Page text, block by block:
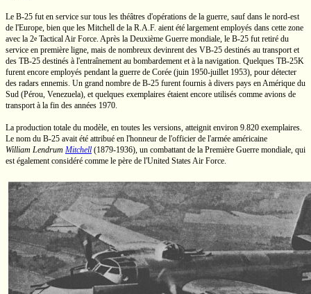
Le B-25 fut en service sur tous les théâtres d'opérations de la guerre, sauf dans le nord-est
de l'Europe, bien que les Mitchell de la R.A.F. aient été largement employés dans cette zone
avec la 2e TacticalAir Force. Après la Deuxième Guerre mondiale, le B-25 fut retiré du
service en première ligne, mais de nombreux devinrent des VB-25 destinés au transport et
des TB-25 destinés à l'entraînement au bombardement et à la navigation. Quelques TB-25K
furent encore employés pendant la guerre de Corée (juin 1950-juillet1953), pour détecter
des radars ennemis. Un grand nombre de B-25 furent fournis à divers pays en Amérique du
Sud (Pérou, Venezuela), et quelques exemplaires étaient encore utilisés comme avions de
transport à la fin des années 1970.
La production totale du modèle, en toutes les versions, atteignit environ 9.820 exemplaires.
Le nom du B-25 avait été attribué en l'honneur de l'officier de l'armée américaine
William Lendrum Mitchell (1879-1936), un combattant de la Première Guerre mondiale, qui
est également considéré comme le père de l'United States Air Force.